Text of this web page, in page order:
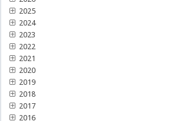
2025
2024
2023
2022
2021
2020
2019
2018
2017
2016